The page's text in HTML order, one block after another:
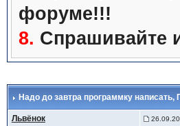
форуме!!!
8. Спрашивайте
Надо до завтра программку написать,
Львёнок